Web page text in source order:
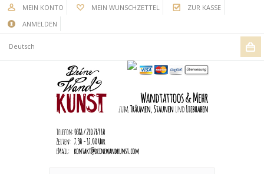
MEIN KONTO MEIN WUNSCHZETTEL
ZUR KASSE
ANMELDEN
Deutsch